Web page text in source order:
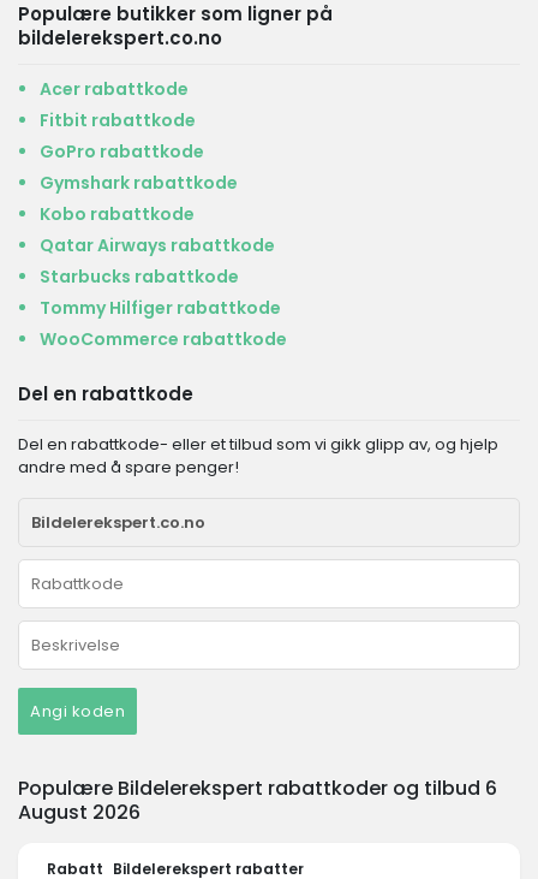
Populære butikker som ligner på
bildelerekspert.co.no
Acer rabattkode
Fitbit rabattkode
GoPro rabattkode
Gymshark rabattkode
Kobo rabattkode
Qatar Airways rabattkode
Starbucks rabattkode
Tommy Hilfiger rabattkode
WooCommerce rabattkode
Del en rabattkode
Del en rabattkode- eller et tilbud som vi gikk glipp av, og hjelp
andre med å spare penger!
Angi koden
Populære Bildelerekspert rabattkoder og tilbud 6
August 2026
Rabatt Bildelerekspert rabatter